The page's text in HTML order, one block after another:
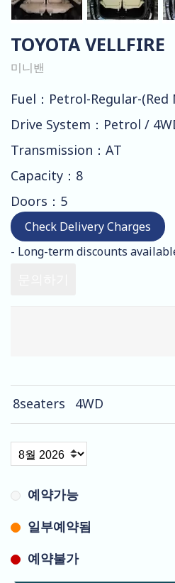
TOYOTA VELLFIRE
미니밴
Fuel：Petrol-Regular-(Red
Drive System：Petrol /
Transmission：AT
Capacity：8
Doors：5
Check Delivery Charges
- Long-term discounts
8seaters 4WD
예약가능
일부예약됨
예약불가